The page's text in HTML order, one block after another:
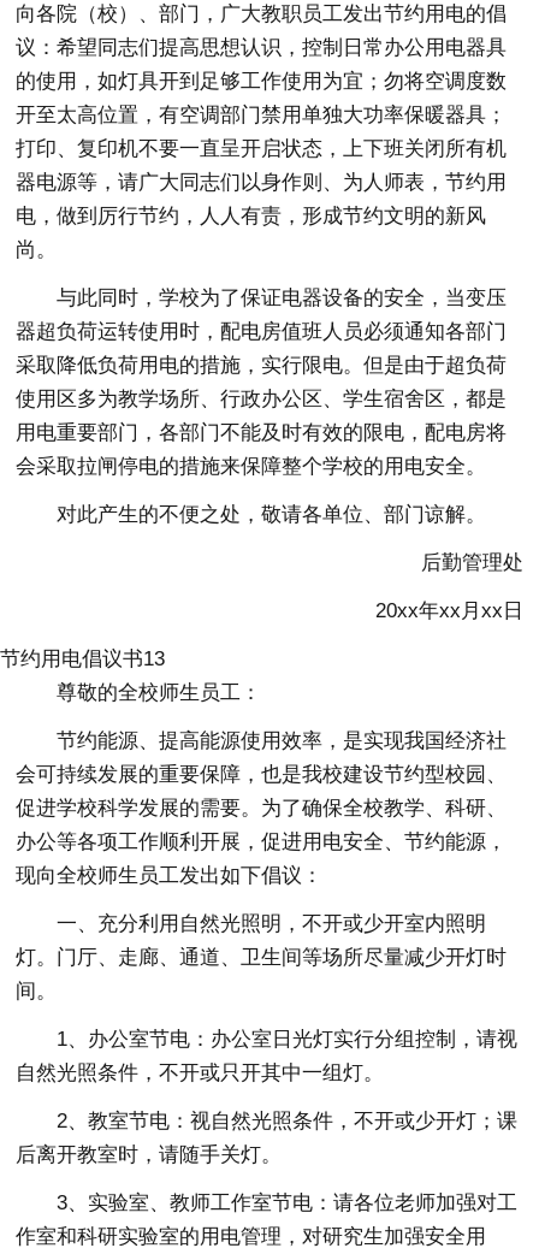
向各院（校）、部门，广大教职员工发出节约用电的倡
议：希望同志们提高思想认识，控制日常办公用电器具
的使用，如灯具开到足够工作使用为宜；勿将空调度数
开至太高位置，有空调部门禁用单独大功率保暖器具；
打印、复印机不要一直呈开启状态，上下班关闭所有机
器电源等，请广大同志们以身作则、为人师表，节约用
电，做到厉行节约，人人有责，形成节约文明的新风
尚。
与此同时，学校为了保证电器设备的安全，当变压
器超负荷运转使用时，配电房值班人员必须通知各部门
采取降低负荷用电的措施，实行限电。但是由于超负荷
使用区多为教学场所、行政办公区、学生宿舍区，都是
用电重要部门，各部门不能及时有效的限电，配电房将
会采取拉闸停电的措施来保障整个学校的用电安全。
对此产生的不便之处，敬请各单位、部门谅解。
后勤管理处
20xx年xx月xx日
节约用电倡议书13
尊敬的全校师生员工：
节约能源、提高能源使用效率，是实现我国经济社
会可持续发展的重要保障，也是我校建设节约型校园、
促进学校科学发展的需要。为了确保全校教学、科研、
办公等各项工作顺利开展，促进用电安全、节约能源，
现向全校师生员工发出如下倡议：
一、充分利用自然光照明，不开或少开室内照明
灯。门厅、走廊、通道、卫生间等场所尽量减少开灯时
间。
1、办公室节电：办公室日光灯实行分组控制，请视
自然光照条件，不开或只开其中一组灯。
2、教室节电：视自然光照条件，不开或少开灯；课
后离开教室时，请随手关灯。
3、实验室、教师工作室节电：请各位老师加强对工
作室和科研实验室的用电管理，对研究生加强安全用